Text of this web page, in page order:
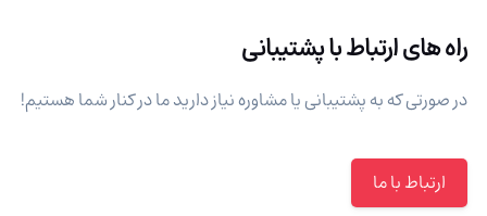
راه های ارتباط با پشتیبانی
در صورتی که به پشتیبانی یا مشاوره نیاز دارید ما در کنار شما هستیم!
ارتباط با ما